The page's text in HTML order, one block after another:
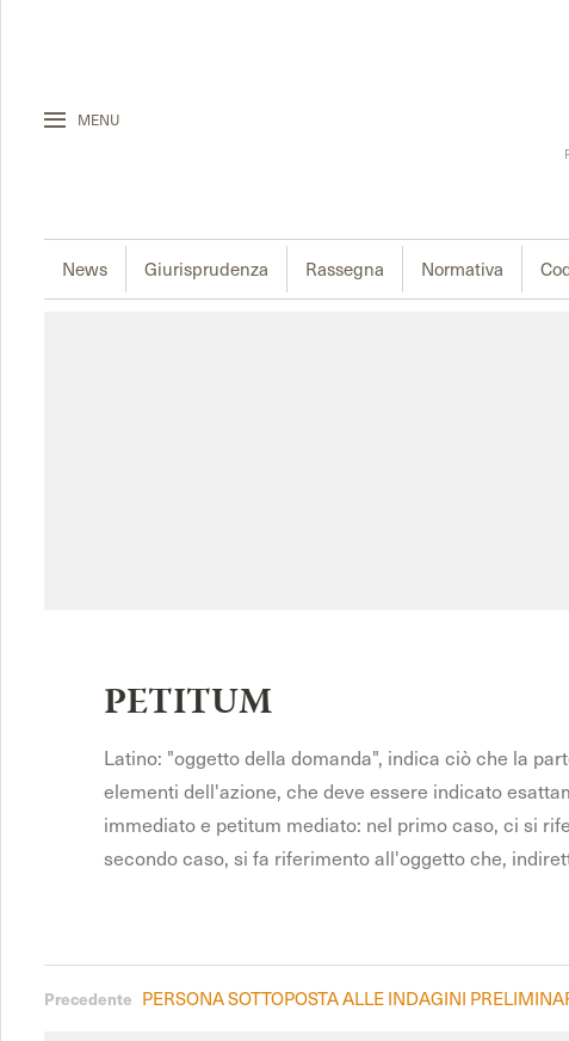
MENU
News Giurisprudenza Rassegna Normativa
PETITUM
Latino: "oggetto della domanda", indica ciò che la
elementi dell'azione, che deve essere indicato
immediato e petitum mediato: nel primo caso, ci si
secondo caso, si fa riferimento all'oggetto che,
Precedente PERSONA SOTTOPOSTA ALLE INDAGINI